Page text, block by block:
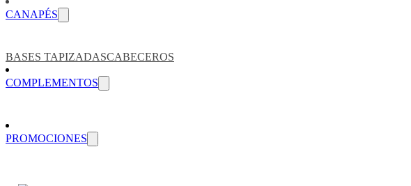
CANAPÉS
BASES TAPIZADASCABECEROS
COMPLEMENTOS
PROMOCIONES